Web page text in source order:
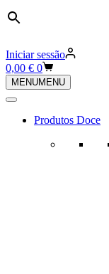
Iniciar sessão
Carrinho
de
compras
0,00 € 0
MENUMENU
Produtos Doce